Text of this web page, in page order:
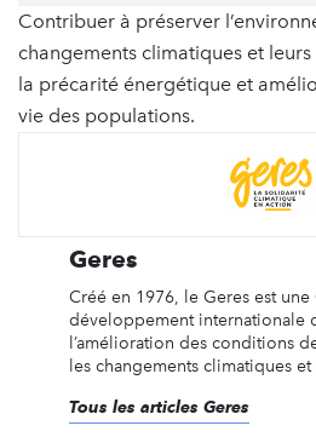
Contribuer à préserver
changements climatiques et
la précarité énergétique et
vie des populations.
Geres
Créé en 1976, le Geres est
développement internationale
l’amélioration des conditions
les changements climatiques
Tous les articles Geres